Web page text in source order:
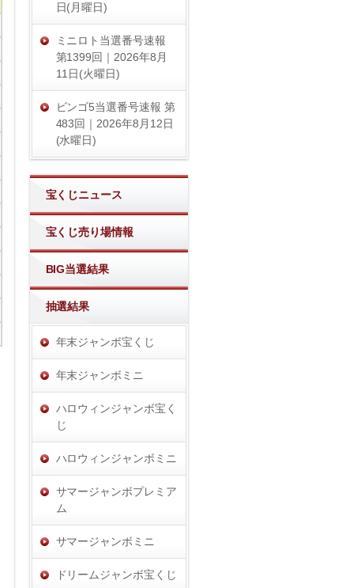
日(月曜日)
ミニロト当選番号速報
第1399回｜2026年8月
11日(火曜日)
ビンゴ5当選番号速報 第
483回｜2026年8月12日
(水曜日)
宝くじニュース
宝くじ売り場情報
BIG当選結果
抽選結果
年末ジャンボ宝くじ
年末ジャンボミニ
ハロウィンジャンボ宝く
じ
ハロウィンジャンボミニ
サマージャンボプレミア
ム
サマージャンボミニ
ドリームジャンボ宝くじ